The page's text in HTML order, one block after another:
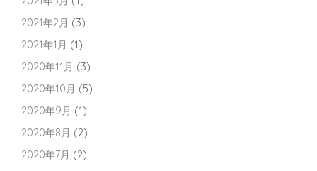
2021年2月 (3)
2021年1月 (1)
2020年11月 (3)
2020年10月 (5)
2020年9月 (1)
2020年8月 (2)
2020年7月 (2)